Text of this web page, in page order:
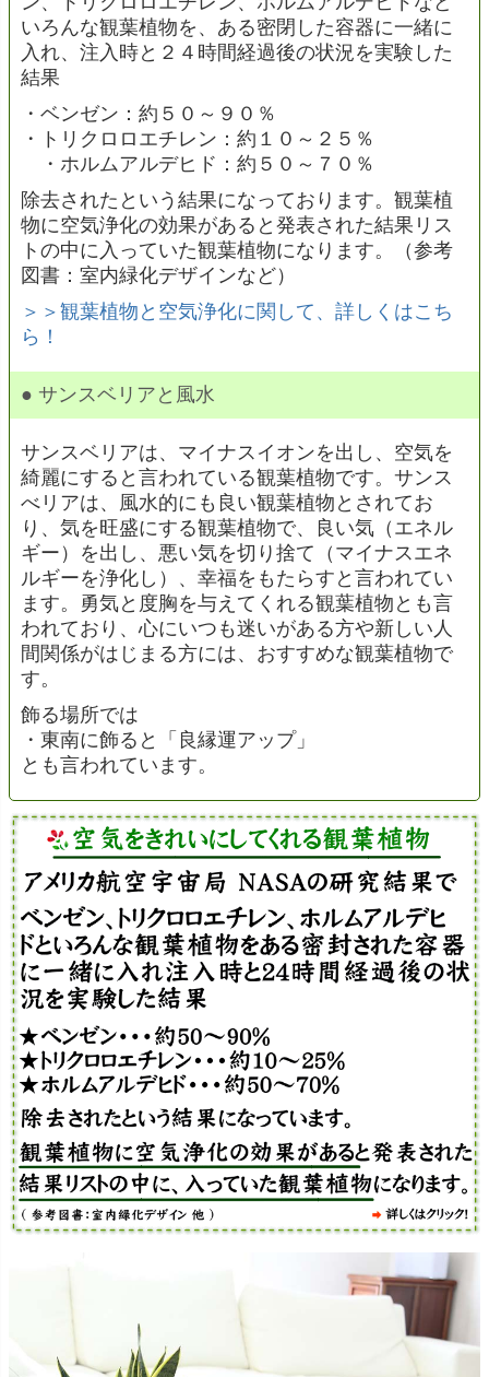
いろんな観葉植物を、ある密閉した容器に一緒に
入れ、注入時と２４時間経過後の状況を実験した
結果
・ベンゼン：約５０～９０％
・トリクロロエチレン：約１０～２５％
・ホルムアルデヒド：約５０～７０％
除去されたという結果になっております。観葉植
物に空気浄化の効果があると発表された結果リス
トの中に入っていた観葉植物になります。（参考
図書：室内緑化デザインなど）
＞＞観葉植物と空気浄化に関して、詳しくはこち
ら！
● サンスベリアと風水
サンスベリアは、マイナスイオンを出し、空気を
綺麗にすると言われている観葉植物です。サンス
べリアは、風水的にも良い観葉植物とされてお
り、気を旺盛にする観葉植物で、良い気（エネル
ギー）を出し、悪い気を切り捨て（マイナスエネ
ルギーを浄化し）、幸福をもたらすと言われてい
ます。勇気と度胸を与えてくれる観葉植物とも言
われており、心にいつも迷いがある方や新しい人
間関係がはじまる方には、おすすめな観葉植物で
す。
飾る場所では
・東南に飾ると「良縁運アップ」
とも言われています。